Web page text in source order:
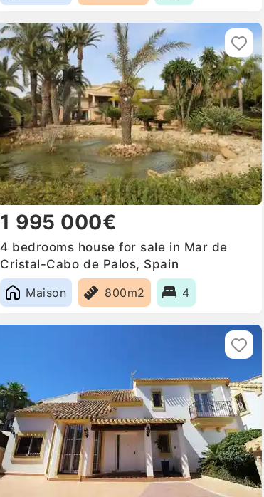
1 995 000€
4 bedrooms house for sale in Mar de
Cristal-Cabo de Palos, Spain
Maison
800m2 4